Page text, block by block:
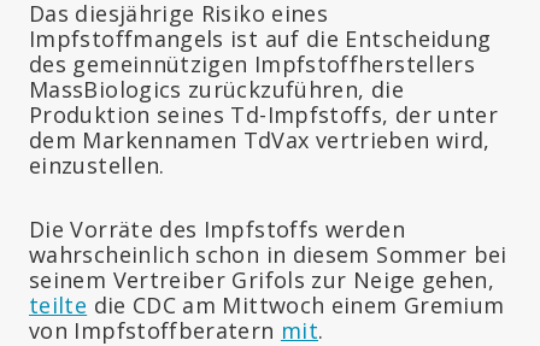
Das diesjährige Risiko eines
Impfstoffmangels ist auf die Entscheidung
des gemeinnützigen Impfstoffherstellers
MassBiologics zurückzuführen, die
Produktion seines Td-Impfstoffs, der unter
dem Markennamen TdVax vertrieben wird,
einzustellen.
Die Vorräte des Impfstoffs werden
wahrscheinlich schon in diesem Sommer bei
seinem Vertreiber Grifols zur Neige gehen,
teilte die CDC am Mittwoch einem Gremium
von Impfstoffberatern mit.